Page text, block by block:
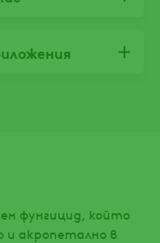
фунгицид, който
и акропетално в